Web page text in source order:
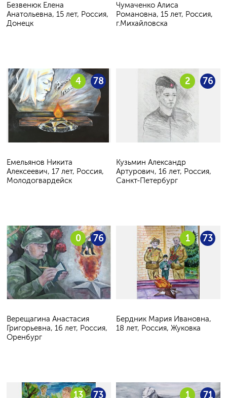
Безвенюк Елена
Анатольевна, 15 лет, Россия,
Донецк
Чумаченко Алиса
Романовна, 15 лет, Россия,
г.Михайловска
78
4
Емельянов Никита
Алексеевич, 17 лет, Россия,
Молодогвардейск
76
2
Кузьмин Александр
Артурович, 16 лет, Россия,
Санкт-Петербург
76
0
Верещагина Анастасия
Григорьевна, 16 лет, Россия,
Оренбург
73
1
Бердник Мария Ивановна,
18 лет, Россия, Жуковка
73
13 71
1